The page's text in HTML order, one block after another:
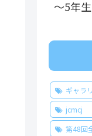
～5年生
ギャラ
jcmcj
第48回